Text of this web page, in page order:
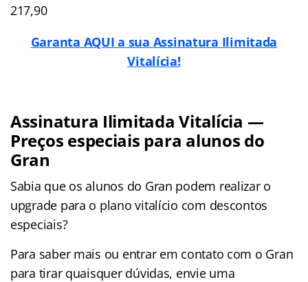
217,90
Garanta AQUI a sua Assinatura Ilimitada
Vitalícia!
Assinatura Ilimitada Vitalícia —
Preços especiais para alunos do
Gran
Sabia que os alunos do Gran podem realizar o
upgrade para o plano vitalício com descontos
especiais?
Para saber mais ou entrar em contato com o Gran
para tirar quaisquer dúvidas, envie uma